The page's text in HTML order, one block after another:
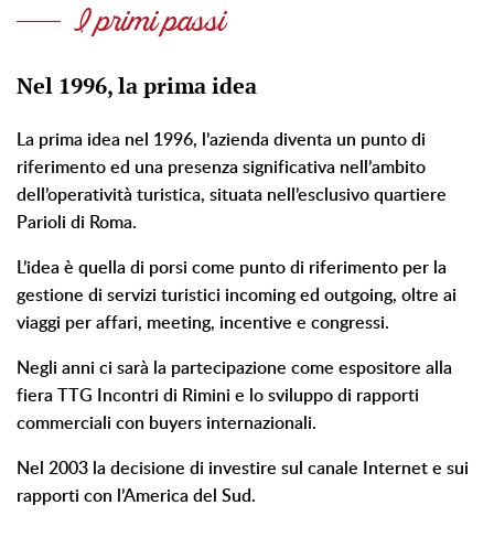
I primi passi
Nel 1996, la prima idea
La prima idea nel 1996, l’azienda diventa un punto di
riferimento ed una presenza significativa nell’ambito
dell’operatività turistica, situata nell’esclusivo quartiere
Parioli di Roma.
L’idea è quella di porsi come punto di riferimento per la
gestione di servizi turistici incoming ed outgoing, oltre ai
viaggi per affari, meeting, incentive e congressi.
Negli anni ci sarà la partecipazione come espositore alla
fiera TTG Incontri di Rimini e lo sviluppo di rapporti
commerciali con buyers internazionali.
Nel 2003 la decisione di investire sul canale Internet e sui
rapporti con l’America del Sud.